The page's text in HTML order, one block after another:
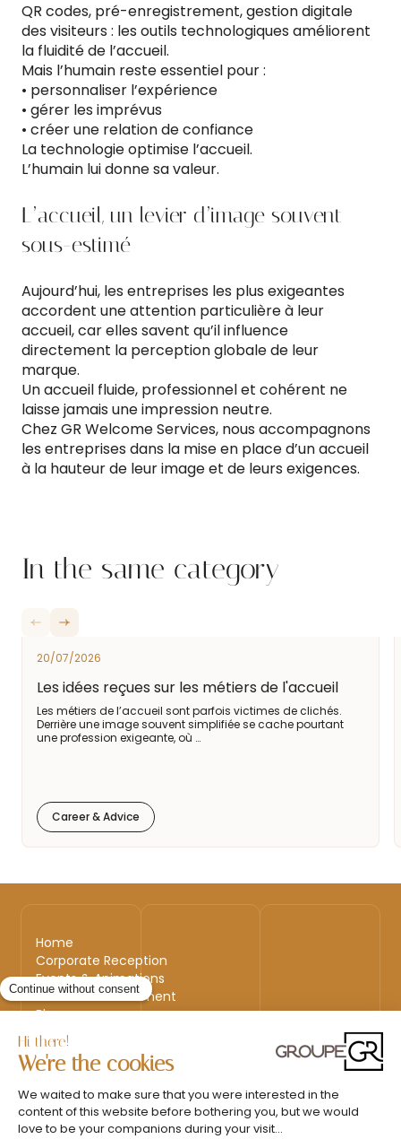
QR codes, pré-enregistrement, gestion digitale
des visiteurs : les outils technologiques améliorent
la fluidité de l’accueil.
Mais l’humain reste essentiel pour :
• personnaliser l’expérience
• gérer les imprévus
• créer une relation de confiance
La technologie optimise l’accueil.
L’humain lui donne sa valeur.
L’accueil, un levier d’image souvent
sous-estimé
Aujourd’hui, les entreprises les plus exigeantes
accordent une attention particulière à leur
accueil, car elles savent qu’il influence
directement la perception globale de leur
marque.
Un accueil fluide, professionnel et cohérent ne
laisse jamais une impression neutre.
Chez GR Welcome Services, nous accompagnons
les entreprises dans la mise en place d’un accueil
à la hauteur de leur image et de leurs exigences.
In the same category
20/07/2026
Les idées reçues sur les métiers de l'accueil
Les métiers de l’accueil sont parfois victimes de clichés.
Derrière une image souvent simplifiée se cache pourtant
une profession exigeante, où …
Career & Advice
Home
Corporate Reception
Events & Animations
Interim & Recruitment
Blog